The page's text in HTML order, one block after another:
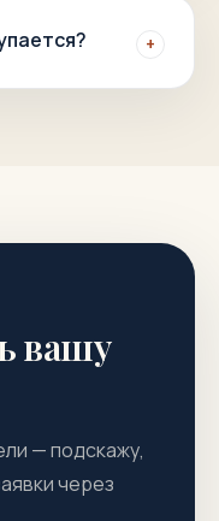
+
вашу
— подскажу,
через